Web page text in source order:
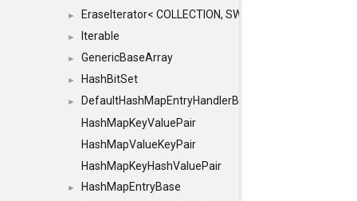
► EraseIterator< COLLECTION, SWAP_ERASE, false >
► Iterable
► GenericBaseArray
► HashBitSet
►
DefaultHashMapEntryHandlerBase
HashMapKeyValuePair
HashMapValueKeyPair
HashMapKeyHashValuePair
► HashMapEntryBase